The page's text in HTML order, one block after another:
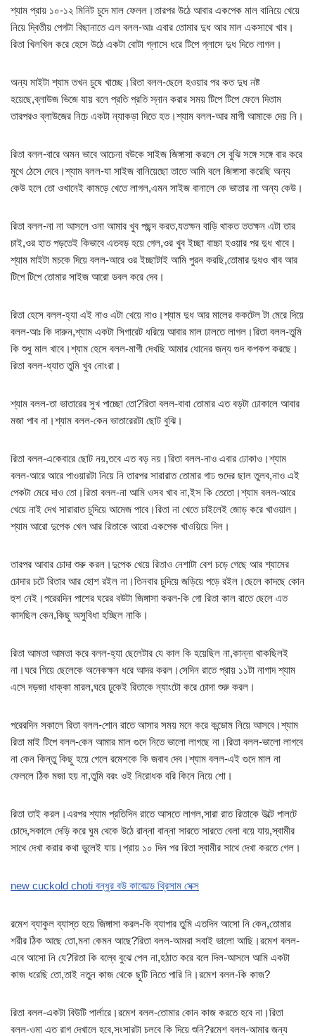
শ্যাম প্রায় ১০-১২ মিনিট চুদে মাল ফেলল।তারপর উঠে আবার একপেক মাল বানিয়ে খেয়ে
নিয়ে দ্বিতীয় পেগটা বিছানাতে এল বলল-আঃ এবার তোমার দুধ আর মাল একসাথে খাব।
রিতা খিলখিল করে হেসে উঠে একটা বোটা গ্লাসে ধরে টিপে গ্লাসে দুধ দিতে লাগল।
অন্য মাইটা শ্যাম তখন চুষে খাচ্ছে।রিতা বলল-ছেলে হওয়ার পর কত দুধ নষ্ট
হয়েছে,ব্লাউজ ভিজে যায় বলে প্রতি প্রতি স্নান করার সময় টিপে টিপে ফেলে দিতাম
তারপরও ব্লাউজের নিচে একটা ন্যাকড়া দিতে হত।শ্যাম বলল-আর মাগী আমাকে দেয় নি।
রিতা বলল-বারে অমন ভাবে আচেনা বউকে সাইজ জিঙ্গাসা করলে সে বুঝি সঙ্গে সঙ্গে বার করে
মুখে ঠেসে দেবে।শ্যাম বলল-যা সাইজ বানিয়েছো তাতে আমি বলে জিঙ্গাসা করেছি অন্য
কেউ হলে তো ওখানেই কামড়ে খেতে লাগল,এমন সাইজ বানালে কে ভাতার না অন্য কেউ।
রিতা বলল-না না আসলে ওনা আমার খুব পছন্দ করত,যতক্ষন বাড়ি থাকত ততক্ষন এটা তার
চাই,ওর হাত পড়তেই কিভাবে এতবড় হয়ে গেল,ওর খুব ইচ্ছা বাচ্চা হওয়ার পর দুধ খাবে।
শ্যাম মাইটা মচকে দিয়ে বলল-আরে ওর ইচ্ছাটাই আমি পুরন করছি,তোমার দুধও খাব আর
টিপে টিপে তোমার সাইজ আরো ডবল করে দেব।
রিতা হেসে বলল-হ্যা এই নাও এটা খেয়ে নাও।শ্যাম দুধ আর মালের ককটেল টা মেরে দিয়ে
বলল-আঃ কি দারুন,শ্যাম একটা সিগারেট ধরিয়ে আবার মাল ঢালতে লাগল।রিতা বলল-তুমি
কি শুধু মাল খাবে।শ্যাম হেসে বলল-মাগী দেখছি আমার ধোনের জন্য গুদ কপকপ করছে।
রিতা বলল-ধ্যাত তুমি খুব নোংরা।
শ্যাম বলল-তা ভাতারের সুখ পাচ্ছো তো?রিতা বলল-বাবা তোমার এত বড়টা ঢোকালে আবার
মজা পাব না।শ্যাম বলল-কেন ভাতারেরটা ছোট বুঝি।
রিতা বলল-একেবারে ছোট নয়,তবে এত বড় নয়।রিতা বলল-নাও এবার ঢোকাও।শ্যাম
বলল-আরে আরে পাওয়ারটা নিয়ে নি তারপর সারারাত তোমার গাঢ গুদের ছাল তুলব,নাও এই
পেকটা মেরে দাও তো।রিতা বলল-না আমি ওসব খাব না,ইস কি তেতো।শ্যাম বলল-আরে
খেয়ে নাই দেখ সারারাত চুদিয়ে আমেজ পাবে।রিতা না খেতে চাইলেই জোড় করে খাওয়াল।
শ্যাম আরো দুপেক খেল আর রিতাকে আরো একপেক খাওয়িয়ে দিল।
তারপর আবার চোদা শুরু করল।দুপেক খেয়ে রিতাও নেশাটা বেশ চড়ে গেছে আর শ্যামের
চোদার চটে রিতার আর হোশ রইল না।তিনবার চুদিয়ে জড়িয়ে পড়ে রইল।ছেলে কাদছে কোন
হুশ নেই।পরেরদিন পাশের ঘরের বউটা জিঙ্গাসা করল-কি গো রিতা কাল রাতে ছেলে এত
কাদছিল কেন,কিছু অসুবিধা হচ্ছিল নাকি।
রিতা আমতা আমতা করে বলল-হ্যা ছেলেটার যে কাল কি হয়েছিল না,কান্না থাকছিলই
না।ঘরে গিয়ে ছেলেকে অনেকক্ষন ধরে আদর করল।সেদিন রাতে প্রায় ১১টা নাগাদ শ্যাম
এসে দড়জা ধাক্কা মারল,ঘরে ঢুকেই রিতাকে ন্যাংটো করে চোদা শুরু করল।
পরেরদিন সকালে রিতা বলল-শোন রাতে আসার সময় মনে করে কন্ডোম নিয়ে আসবে।শ্যাম
রিতা মাই টিপে বলল-কেন আমার মাল গুদে নিতে ভালো লাগছে না।রিতা বলল-ভালো লাগবে
না কেন কিন্তু কিছু হয়ে গেলে রমেশকে কি জবাব দেব।শ্যাম বলল-এই গুদে মাল না
ফেললে ঠিক মজা হয় না,তুমি বরং ওই নিরোধক বরি কিনে নিয়ে শো।
রিতা তাই করল।এরপর শ্যাম প্রতিদিন রাতে আসতে লাগল,সারা রাত রিতাকে উল্টে পালটে
চোদে,সকালে দেড়ি করে ঘুম থেকে উঠে রান্না বান্না সারতে সারতে বেলা বয়ে যায়,স্বামীর
সাথে দেখা করার কথা ভুলেই যায়।প্রায় ১০ দিন পর রিতা স্বামীর সাথে দেখা করতে গেল।
new cuckold choti বন্ধুর বউ কাকোল্ড থ্রিসাম সেক্স
রমেশ ব্যাকুল ব্যাস্ত হয়ে জিঙ্গাসা করল-কি ব্যাপার তুমি এতদিন আসো নি কেন,তোমার
শরীর ঠিক আছে তো,মনা কেমন আছে?রিতা বলল-আমরা সবাই ভালো আছি।রমেশ বলল-
এবে আসো নি যে?রিতা কি বল্বে বুঝে পেল না,হঠাত করে বলে দিল-আসলে আমি একটা
কাজ ধরেছি তো,তাই নতুন কাজ থেকে ছুটি নিতে পারি নি।রমেশ বলল-কি কাজ?
রিতা বলল-একটা বিউটি পার্লারে।রমেশ বলল-তোমার কোন কাজ করতে হবে না।রিতা
বলল-ওমা এত রাগ দেখালে হবে,সংসারটা চলবে কি দিয়ে শুনি?রমেশ বলল-আমার জন্য